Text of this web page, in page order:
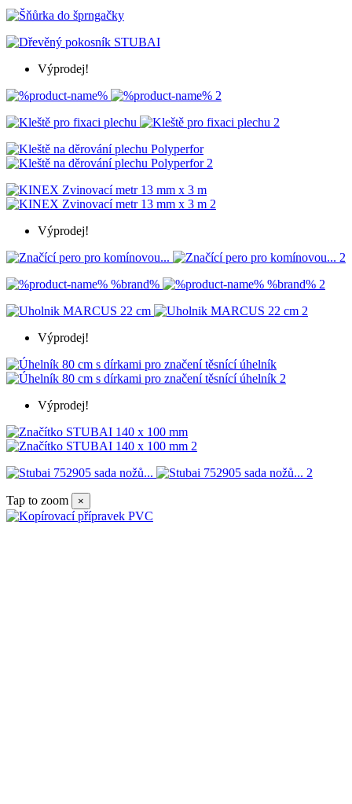
Výprodej!
Výprodej!
Výprodej!
Výprodej!
Tap to zoom ×